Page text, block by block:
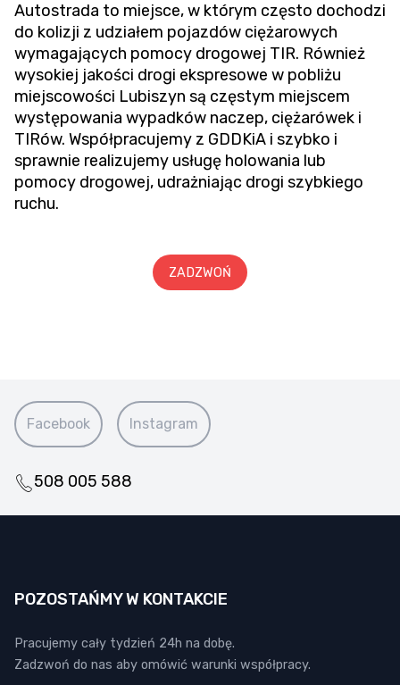
Autostrada to miejsce, w którym często dochodzi
do kolizji z udziałem pojazdów ciężarowych
wymagających pomocy drogowej TIR. Również
wysokiej jakości drogi ekspresowe w pobliżu
miejscowości Lubiszyn są częstym miejscem
występowania wypadków naczep, ciężarówek i
TIRów. Współpracujemy z GDDKiA i szybko i
sprawnie realizujemy usługę holowania lub
pomocy drogowej, udrażniając drogi szybkiego
ruchu.
ZADZWOŃ
Facebook Instagram
508 005 588
POZOSTAŃMY W KONTAKCIE
Pracujemy cały tydzień 24h na dobę.
Zadzwoń do nas aby omówić warunki współpracy.